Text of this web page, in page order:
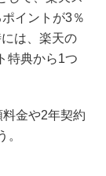
イントが3％
は、楽天の
特典から1つ
金や2年契約